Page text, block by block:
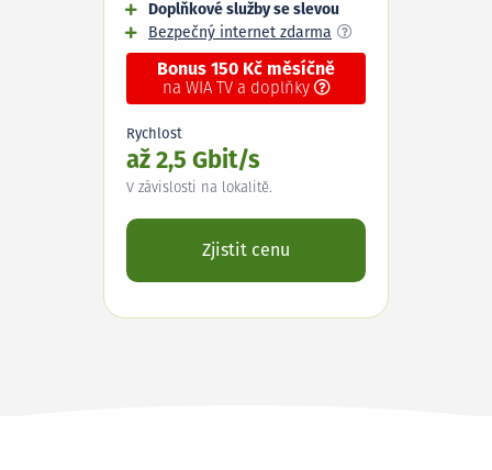
Doplňkové služby se slevou
Bezpečný internet zdarma
Bonus 150 Kč měsíčně
na WIA TV a doplňky
Rychlost
až 2,5 Gbit/s
V závislosti na lokalitě.
Zjistit cenu